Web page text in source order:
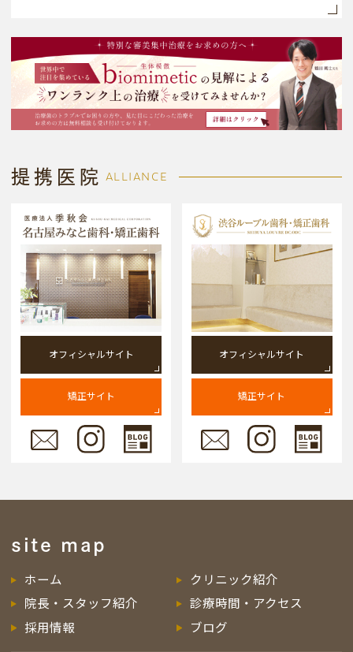
提携医院 ALLIANCE
オフィシャルサイト
矯正サイト
オフィシャルサイト
矯正サイト
site map
ホーム
クリニック紹介
院長・スタッフ紹介
診療時間・アクセス
採用情報
ブログ